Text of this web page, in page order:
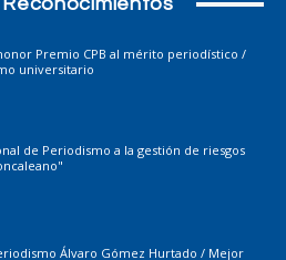
Premio CPB al mérito periodístico /
universitario
de Periodismo a la gestión de riesgos
Álvaro Gómez Hurtado / Mejor